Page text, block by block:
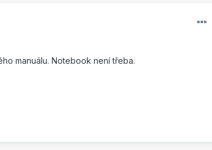
manuálu. Notebook není třeba.